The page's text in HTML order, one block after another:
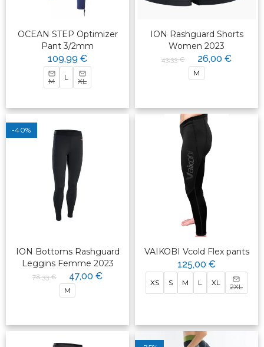
OCEAN STEP Optimizer
Pant 3/2mm
109,99 €
M L XL
ION Rashguard Shorts
Women 2023
43,33 € 26,00 €
M
-40%
ION Bottoms Rashguard
Leggins Femme 2023
78,33 € 47,00 €
M
VAIKOBI Vcold Flex pants
125,00 €
XS S M L XL 2XL